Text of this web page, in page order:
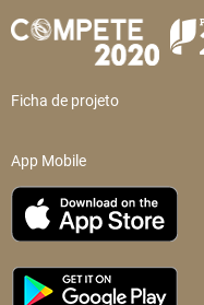
Ficha de projeto
App Mobile